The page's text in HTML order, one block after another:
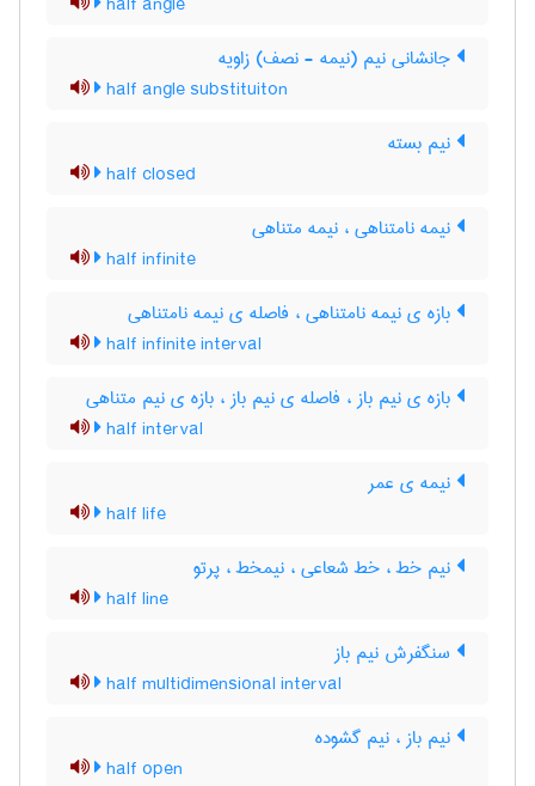
جانشانی نیم (نیمه - نصف) زاویه
half angle substituiton
نیم بسته
half closed
نیمه نامتناهی ، نیمه متناهی
half infinite
بازه ی نیمه نامتناهی ، فاصله ی نیمه نامتناهی
half infinite interval
بازه ی نیم باز ، فاصله ی نیم باز ، بازه ی نیم متناهی
half interval
نیمه ی عمر
half life
نیم خط ، خط شعاعی ، نیمخط ، پرتو
half line
سنگفرش نیم باز
half multidimensional interval
نیم باز ، نیم گشوده
half open